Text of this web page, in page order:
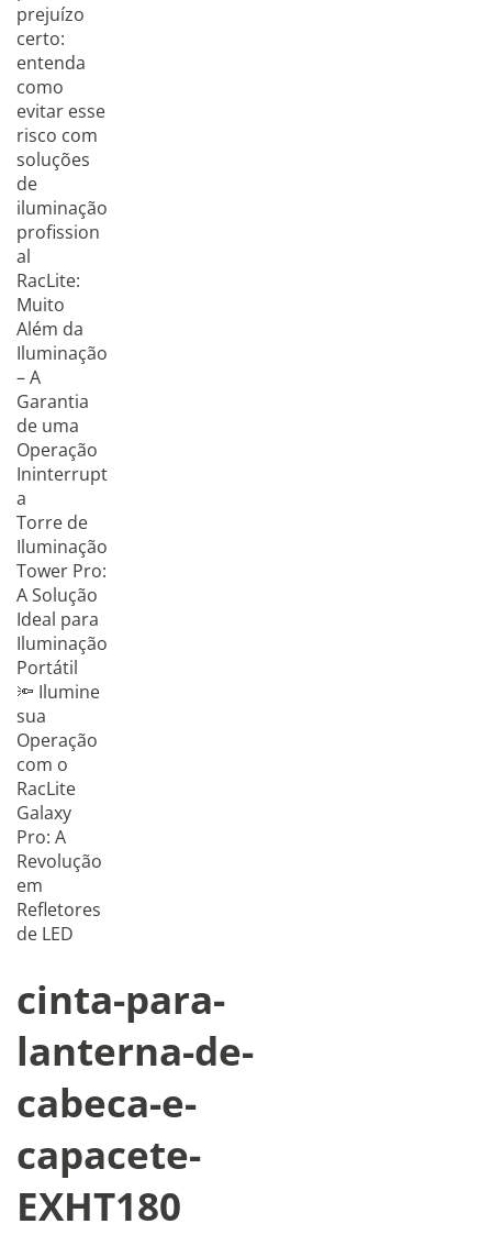
prejuízo
certo:
entenda
como
evitar esse
risco com
soluções
de
iluminação
profission
al
RacLite:
Muito
Além da
Iluminação
– A
Garantia
de uma
Operação
Ininterrupt
a
Torre de
Iluminação
Tower Pro:
A Solução
Ideal para
Iluminação
Portátil
🔦 Ilumine
sua
Operação
com o
RacLite
Galaxy
Pro: A
Revolução
em
Refletores
de LED
cinta-para-
lanterna-de-
cabeca-e-
capacete-
EXHT180